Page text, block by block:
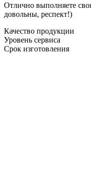
Отлично выполняете
довольны, респект!)
Качество продукции
Уровень сервиса
Срок изготовления